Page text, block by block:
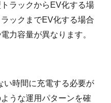
ラックからEV化する場
ックまでEV化する場合
力容量が異なります。
い時間に充電する必要が
うな運用パターンを確